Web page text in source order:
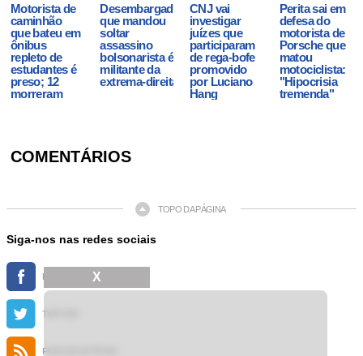
Motorista de
caminhão
que bateu em
ônibus
repleto de
estudantes é
preso; 12
morreram
Desembargador
que mandou
soltar
assassino
bolsonarista é
militante da
extrema-direita
CNJ vai
investigar
juízes que
participaram
de rega-bofe
promovido
por Luciano
Hang
Perita sai em
defesa do
motorista de
Porsche que
matou
motociclista:
"Hipocrisia
tremenda"
COMENTÁRIOS
TOPO DA PÁGINA
Siga-nos nas redes sociais
FACEBOOK
TWITTER
FEED DE NOTÍCIAS
X